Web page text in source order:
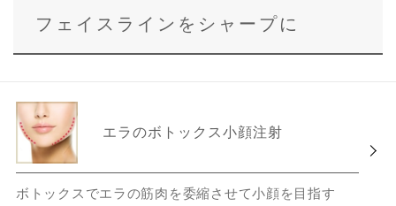
フェイスラインをシャープに
エラのボトックス小顔注射
ボトックスでエラの筋肉を委縮させて小顔を目指す